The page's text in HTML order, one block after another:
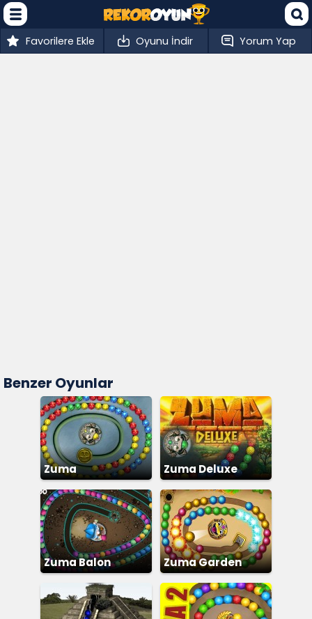
Favorilere Ekle Oyunu İndir Yorum Yap
Benzer Oyunlar
Zuma Zuma Deluxe
Zuma Balon
Patlatma
Zuma Garden